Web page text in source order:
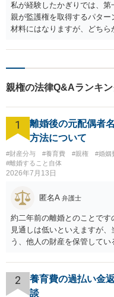
私が経験したかぎりでは、
親が監護権を取得するパタ
材料にはなりますが、どち
ます。
親権の法律Q&Aランキ
1
離婚後の元配偶者
方法について
#財産分与 #養育費 #親権 #婚姻
#離婚すること自体
2026年7月13日
匿名A 弁護士
約二年前の離婚とのことで
見通しは低いといえますが
う、他人の財産を保管して
えにくくとも、表だっての
とはできないというお答え
2
養育費の過払い金
談